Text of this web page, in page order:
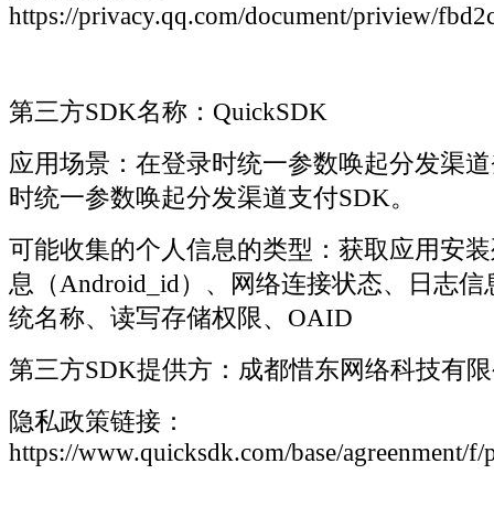
https://privacy.qq.com/document/priview/
第三方SDK名称：QuickSDK
应用场景：在登录时统一参数唤起分发渠
时统一参数唤起分发渠道支付SDK。
可能收集的个人信息的类型：获取应用安
息（Android_id）、网络连接状态、日志
统名称、读写存储权限、OAID
第三方SDK提供方：成都惜东网络科技有
隐私政策链接：
https://www.quicksdk.com/base/agreenment/f/